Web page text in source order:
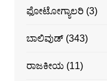
ಫೋಟೋಗ್ಯಾಲರಿ(3)
ಬಾಲಿವುಡ್(343)
ರಾಜಕೀಯ(11)